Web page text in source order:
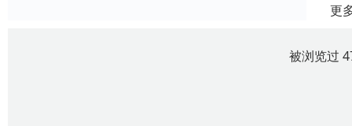
更
被浏览过